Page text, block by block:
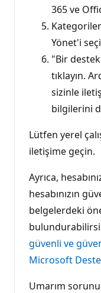
365 ve
Yönet'i
"Bir
tıklayın.
sizinle
bilgilerini
Lütfen yerel
iletişime geçin.
Ayrıca,
hesabınızın
belgelerdeki
güvenli ve
Microsoft
Umarım